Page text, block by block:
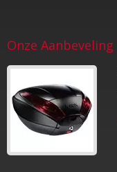
Onze Aanbeveling